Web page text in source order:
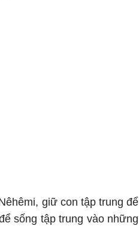
giữ con tập trung để
sống tập trung vào những